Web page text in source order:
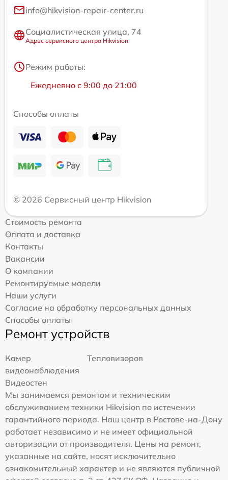
info@hikvision-repair-center.ru
Социалистическая улица, 74
Адрес сервисного центра Hikvision
Режим работы:
Ежедневно с 9:00 до 21:00
Способы оплаты
© 2026 Сервисный центр Hikvision
Стоимость ремонта
Оплата и доставка
Контакты
Вакансии
О компании
Ремонтируемые модели
Наши услуги
Согласие на обработку персональных данных
Способы оплаты
Ремонт устройств
Камер
видеонаблюдения
Тепловизоров
Видеостен
Мы занимаемся ремонтом и техническим
обслуживанием техники Hikvision по истечении
гарантийного периода. Наш центр в Ростове-на-Дону
работает независимо и не имеет официальной
авторизации от производителя. Цены на ремонт,
указанные на сайте, носят исключительно
ознакомительный характер и не являются публичной